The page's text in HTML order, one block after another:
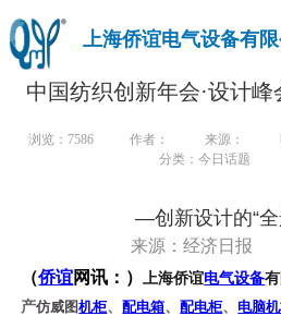
上海侨谊电气设备有
中国纺织创新年会·设计
浏览： 7586 作者： 来源：
分类：今日话题
—创新设计的“全
来源：经济日报
（侨谊网讯：） 上海侨谊电气设备
产仿威图机柜、配电箱、配电柜、 电脑